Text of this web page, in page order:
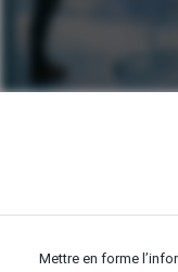
Mettre en forme